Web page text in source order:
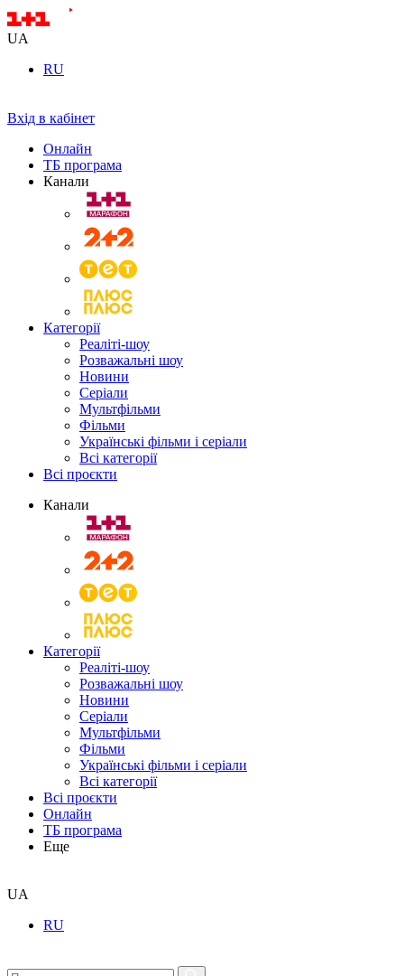
UA
RU
Вхід в кабінет
Онлайн
ТБ програма
Канали
Категорії
Реаліті-шоу
Розважальні шоу
Новини
Серіали
Мультфільми
Фільми
Українські фільми і серіали
Всі категорії
Всі проєкти
Канали
Категорії
Реаліті-шоу
Розважальні шоу
Новини
Серіали
Мультфільми
Фільми
Українські фільми і серіали
Всі категорії
Всі проєкти
Онлайн
ТБ програма
Еще
UA
RU